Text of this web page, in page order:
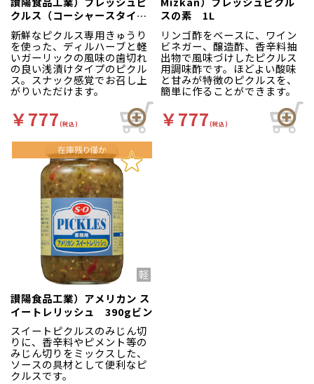
クルス（コーシャースタイ
ル） 500gビン（固形
275g）
新鮮なピクルス専用きゅうり
を使った、ディルハーブと軽
いガーリックの風味の歯切れ
の良い浅漬けタイプのピクル
ス。スナック感覚でお召し上
がりいただけます。
￥777(税込)
スの素 1L
リンゴ酢をベースに、ワイン
ビネガー、醸造酢、香辛料抽
出物で風味づけしたピクルス
用調味酢です。ほどよい酸味
と甘みが特徴のピクルスを、
簡単に作ることができます。
￥777(税込)
讃陽食品工業）アメリカン ス
イートレリッシュ 390gビン
スイートピクルスのみじん切
りに、香辛料やピメント等の
みじん切りをミックスした、
ソースの具材として便利なピ
クルスです。